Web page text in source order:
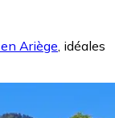
Ariège, idéales